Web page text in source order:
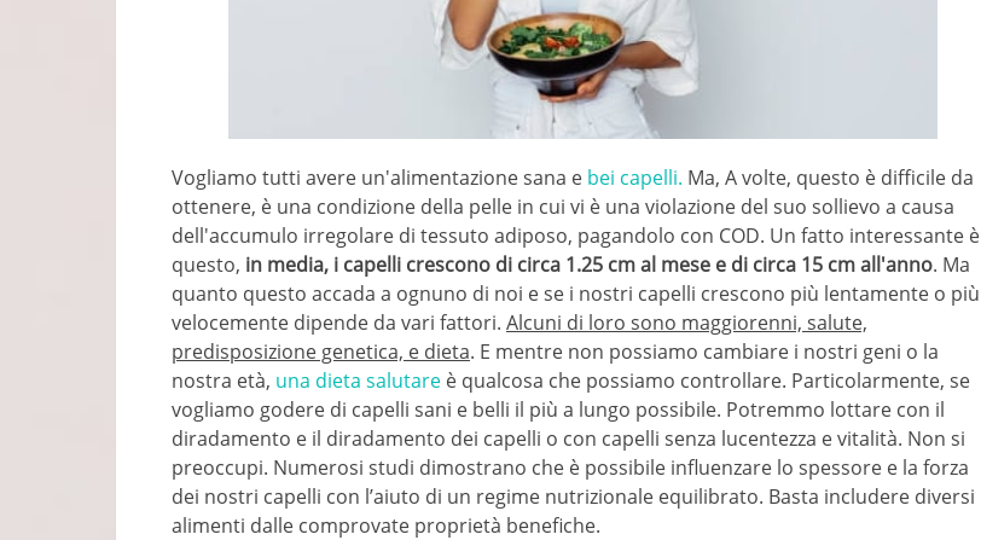
Vogliamo tutti avere un'alimentazione sana e bei capelli. Ma, A volte, questo è difficile da
ottenere, è una condizione della pelle in cui vi è una violazione del suo sollievo a causa
dell'accumulo irregolare di tessuto adiposo, pagandolo con COD. Un fatto interessante è
questo, in media, i capelli crescono di circa 1.25 cm al mese e di circa 15 cm all'anno. Ma
quanto questo accada a ognuno di noi e se i nostri capelli crescono più lentamente o più
velocemente dipende da vari fattori. Alcuni di loro sono maggiorenni, salute,
predisposizione genetica, e dieta. E mentre non possiamo cambiare i nostri geni o la
nostra età, una dieta salutare è qualcosa che possiamo controllare. Particolarmente, se
vogliamo godere di capelli sani e belli il più a lungo possibile. Potremmo lottare con il
diradamento e il diradamento dei capelli o con capelli senza lucentezza e vitalità. Non si
preoccupi. Numerosi studi dimostrano che è possibile influenzare lo spessore e la forza
dei nostri capelli con l’aiuto di un regime nutrizionale equilibrato. Basta includere diversi
alimenti dalle comprovate proprietà benefiche.